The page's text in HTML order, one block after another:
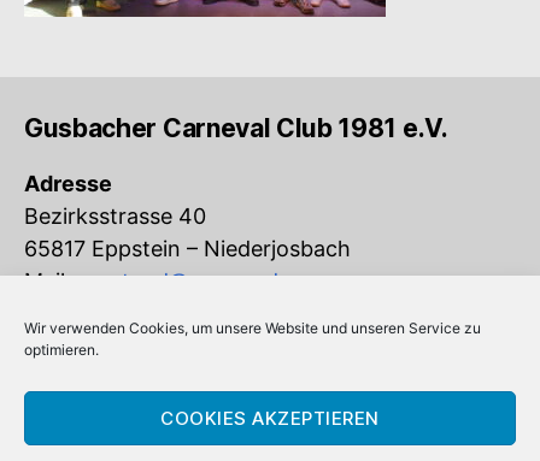
Wir verwenden Cookies, um unsere Website und unseren Service zu
optimieren.
COOKIES AKZEPTIEREN
Gusbacher Carneval Club 1981 e.V.
Adresse
Bezirksstrasse 40
65817 Eppstein – Niederjosbach
Mail:vorstand@gcc-ev.de
Eingetragen im Vereinsregister beim
Amtsgericht Königstein (VR 832)